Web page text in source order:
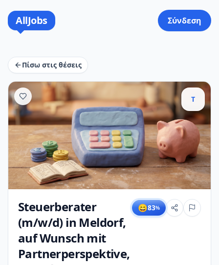
AllJobs Σύνδεση
Πίσω στις θέσεις
T
Steuerberater
(m/w/d) in Meldorf,
auf Wunsch mit
Partnerperspektive,
😄83%